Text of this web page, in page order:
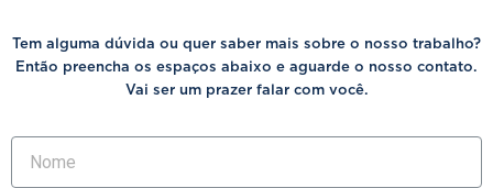
Tem alguma dúvida ou quer saber mais sobre o nosso trabalho?
Então preencha os espaços abaixo e aguarde o nosso contato.
Vai ser um prazer falar com você.